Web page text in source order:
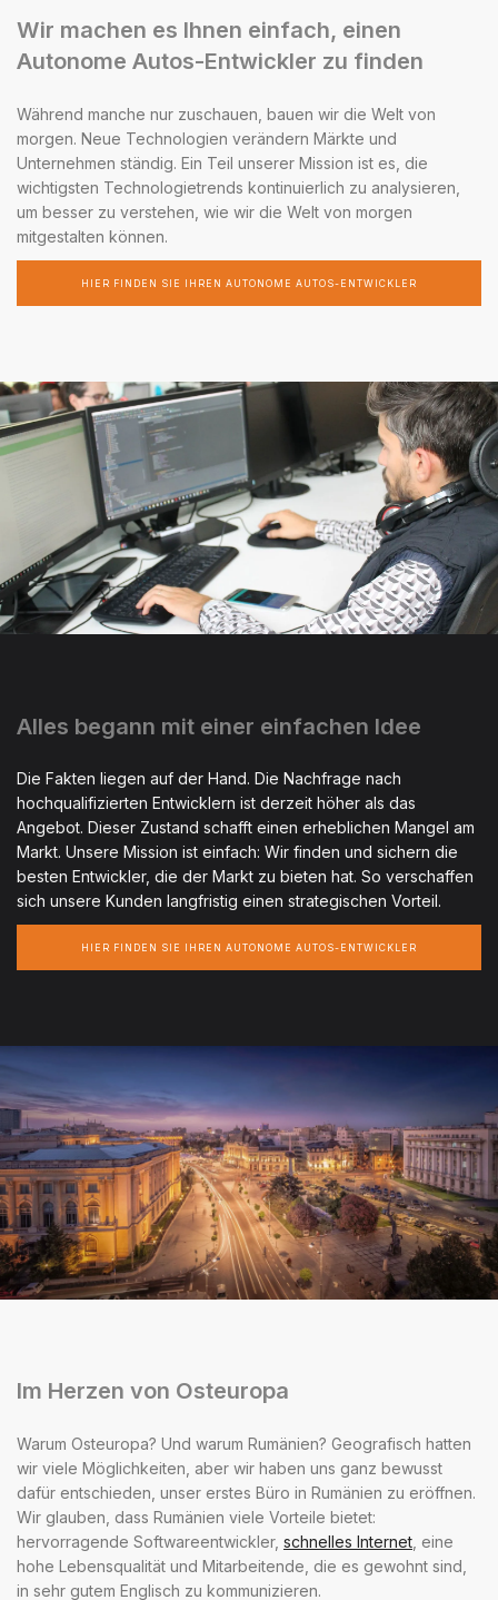
Wir machen es Ihnen einfach, einen
Autonome Autos-Entwickler zu finden
Während manche nur zuschauen, bauen wir die Welt von
morgen. Neue Technologien verändern Märkte und
Unternehmen ständig. Ein Teil unserer Mission ist es, die
wichtigsten Technologietrends kontinuierlich zu analysieren,
um besser zu verstehen, wie wir die Welt von morgen
mitgestalten können.
HIER FINDEN SIE IHREN AUTONOME AUTOS-ENTWICKLER
Alles begann mit einer einfachen Idee
Die Fakten liegen auf der Hand. Die Nachfrage nach
hochqualifizierten Entwicklern ist derzeit höher als das
Angebot. Dieser Zustand schafft einen erheblichen Mangel am
Markt. Unsere Mission ist einfach: Wir finden und sichern die
besten Entwickler, die der Markt zu bieten hat. So verschaffen
sich unsere Kunden langfristig einen strategischen Vorteil.
HIER FINDEN SIE IHREN AUTONOME AUTOS-ENTWICKLER
Im Herzen von Osteuropa
Warum Osteuropa? Und warum Rumänien? Geografisch hatten
wir viele Möglichkeiten, aber wir haben uns ganz bewusst
dafür entschieden, unser erstes Büro in Rumänien zu eröffnen.
Wir glauben, dass Rumänien viele Vorteile bietet:
hervorragende Softwareentwickler, schnelles Internet , eine
hohe Lebensqualität und Mitarbeitende, die es gewohnt sind,
in sehr gutem Englisch zu kommunizieren.